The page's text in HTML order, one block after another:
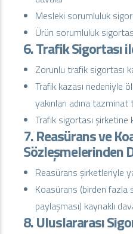
Mesleki sorumluluk
Ürün sorumluluk
6. Trafik Sigortası
Zorunlu trafik sigortası
Trafik kazası nedeniyle
yakınları adına tazminat
Trafik sigortası şirketine
7. Reasürans ve
Sözleşmelerinden
Reasürans şirketleriyle
Koasürans (birden fazla
paylaşması) kaynaklı
8. Uluslararası